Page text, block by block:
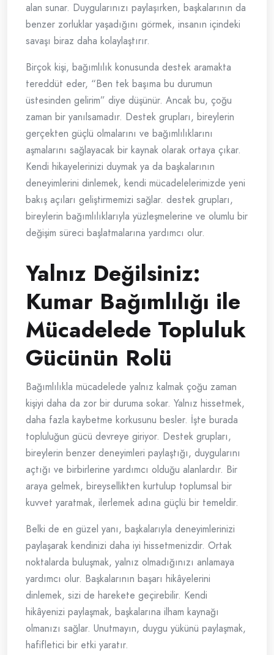
alan sunar. Duygularınızı paylaşırken, başkalarının da
benzer zorluklar yaşadığını görmek, insanın içindeki
savaşı biraz daha kolaylaştırır.
Birçok kişi, bağımlılık konusunda destek aramakta
tereddüt eder, “Ben tek başıma bu durumun
üstesinden gelirim” diye düşünür. Ancak bu, çoğu
zaman bir yanılsamadır. Destek grupları, bireylerin
gerçekten güçlü olmalarını ve bağımlılıklarını
aşmalarını sağlayacak bir kaynak olarak ortaya çıkar.
Kendi hikayelerinizi duymak ya da başkalarının
deneyimlerini dinlemek, kendi mücadelelerimizde yeni
bakış açıları geliştirmemizi sağlar. destek grupları,
bireylerin bağımlılıklarıyla yüzleşmelerine ve olumlu bir
değişim süreci başlatmalarına yardımcı olur.
Yalnız Değilsiniz:
Kumar Bağımlılığı ile
Mücadelede Topluluk
Gücünün Rolü
Bağımlılıkla mücadelede yalnız kalmak çoğu zaman
kişiyi daha da zor bir duruma sokar. Yalnız hissetmek,
daha fazla kaybetme korkusunu besler. İşte burada
topluluğun gücü devreye giriyor. Destek grupları,
bireylerin benzer deneyimleri paylaştığı, duygularını
açtığı ve birbirlerine yardımcı olduğu alanlardır. Bir
araya gelmek, bireysellikten kurtulup toplumsal bir
kuvvet yaratmak, ilerlemek adına güçlü bir temeldir.
Belki de en güzel yanı, başkalarıyla deneyimlerinizi
paylaşarak kendinizi daha iyi hissetmenizdir. Ortak
noktalarda buluşmak, yalnız olmadığınızı anlamaya
yardımcı olur. Başkalarının başarı hikâyelerini
dinlemek, sizi de harekete geçirebilir. Kendi
hikâyenizi paylaşmak, başkalarına ilham kaynağı
olmanızı sağlar. Unutmayın, duygu yükünü paylaşmak,
hafifletici bir etki yaratır.